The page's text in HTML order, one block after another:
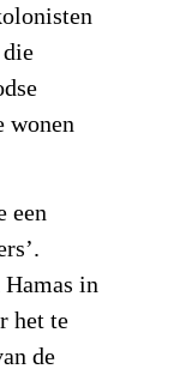
wonen
een
in
het te
de